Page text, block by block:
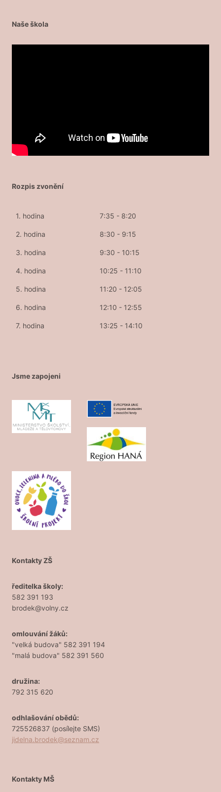
Naše škola
Rozpis zvonění
1. hodina 7:35 - 8:20
2. hodina 8:30 - 9:15
3. hodina 9:30 - 10:15
4. hodina 10:25 - 11:10
5. hodina 11:20 - 12:05
6. hodina 12:10 - 12:55
7. hodina 13:25 - 14:10
Jsme zapojeni
Kontakty ZŠ
ředitelka školy:
582 391 193
brodek@volny.cz
omlouvání žáků:
"velká budova" 582 391 194
"malá budova" 582 391 560
družina:
792 315 620
odhlašování obědů:
725526837 (posílejte SMS)
jidelna.brodek@seznam.cz
Kontakty MŠ